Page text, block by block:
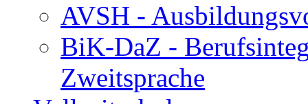
AVSH -
BiK-DaZ -
Zweitsprache